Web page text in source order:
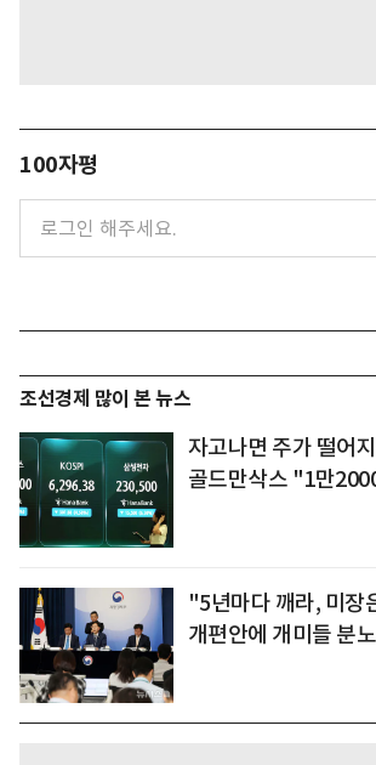
100자평
조선경제 많이 본 뉴스
자고나면 주가 떨어
골드만삭스 "1만
"5년마다 깨라, 미장
개편안에 개미들 분노